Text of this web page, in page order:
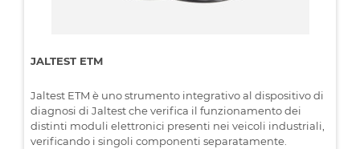
JALTEST ETM
Jaltest ETM è uno strumento integrativo al dispositivo di
diagnosi di Jaltest che verifica il funzionamento dei
distinti moduli elettronici presenti nei veicoli industriali,
verificando i singoli componenti separatamente.